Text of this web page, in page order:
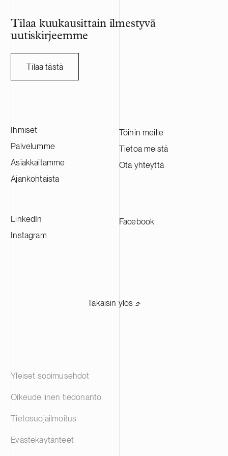
Tilaa kuukausittain ilmestyvä
uutiskirjeemme
Tilaa tästä
Ihmiset
Palvelumme
Asiakkaitamme
Ajankohtaista
Töihin meille
Tietoa meistä
Ota yhteyttä
LinkedIn
Instagram
Facebook
Takaisin ylös ⬏
Yleiset sopimusehdot
Oikeudellinen tiedonanto
Tietosuojailmoitus
Evästekäytänteet